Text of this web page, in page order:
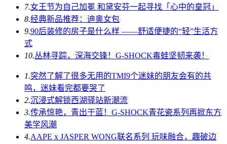
7.女王节为自己加冕 和黛安芬一起寻找「心中的皇冠」
8.经典新品推荐：迪奥女包
9.90后装修的房子是什么样 ——舒适便捷的“轻”生活方
式
10.丛林寻踪，深海交锋！G-SHOCK毒蛙坚韧来袭！
1.突然了解了很多无用的TMI9个迷妹的朋友会有的共
鸣，迷妹看完都要哭了
2.沉浸式解锁西湖驿站新潮流
3.传承惊艳，青出于蓝！G-SHOCK青花瓷系列再掀东方
美学风潮
4.AAPE x JASPER WONG联名系列 玩味融合，趣破边